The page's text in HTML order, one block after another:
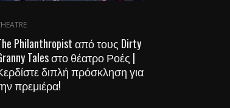
Philanthropist από τους Dirty
Tales στο θέατρο Ροές |
διπλή πρόσκληση για
πρεμιέρα!